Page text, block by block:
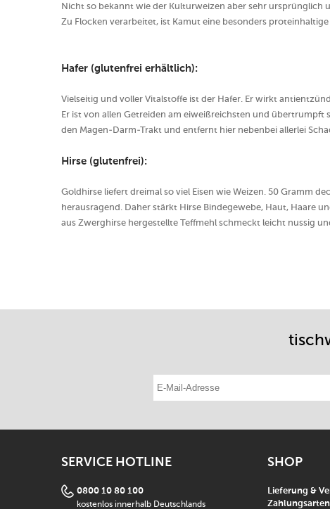
Nicht so bekannt wie der Kulturweizen aber sehr
Zu Flocken verarbeitet, ist Kamut eine besonders
Hafer (glutenfrei erhältlich):
Vielseitig und voller Vitalstoffe ist der Hafer. Er wirkt
Er ist von allen Getreiden am eiweißreichsten und
den Magen-Darm-Trakt und entfernt hier nebenbei allerlei
Hirse (glutenfrei):
Goldhirse liefert dreimal so viel Eisen wie Weizen. 50 Gramm
herausragend. Daher stärkt Hirse Bindegewebe, Haut, Haare
aus Zwerghirse hergestellte Teffmehl schmeckt leicht nussig
E-Mail-Adresse eintragen
SERVICE HOTLINE
0800 10 80 100
kostenlos innerhalb Deutschlands
SHOP
Lieferung &
Zahlungsarten